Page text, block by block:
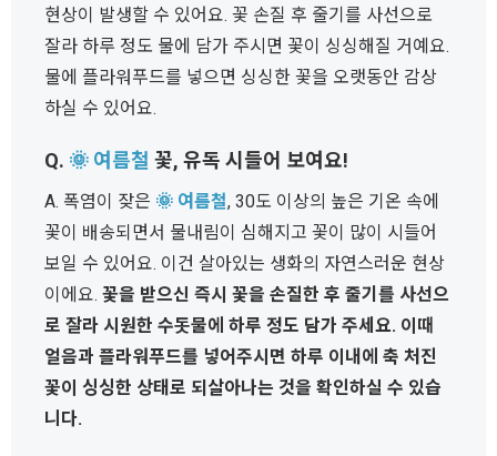
현상이 발생할 수 있어요. 꽃 손질 후 줄기를 사선으로
잘라 하루 정도 물에 담가 주시면 꽃이 싱싱해질 거예요.
물에 플라워푸드를 넣으면 싱싱한 꽃을 오랫동안 감상
하실 수 있어요.
Q. 🌞 여름철 꽃, 유독 시들어 보여요!
A. 폭염이 잦은 🌞 여름철, 30도 이상의 높은 기온 속에
꽃이 배송되면서 물내림이 심해지고 꽃이 많이 시들어
보일 수 있어요. 이건 살아있는 생화의 자연스러운 현상
이에요. 꽃을 받으신 즉시 꽃을 손질한 후 줄기를 사선으
로 잘라 시원한 수돗물에 하루 정도 담가 주세요. 이때
얼음과 플라워푸드를 넣어주시면 하루 이내에 축 처진
꽃이 싱싱한 상태로 되살아나는 것을 확인하실 수 있습
니다.